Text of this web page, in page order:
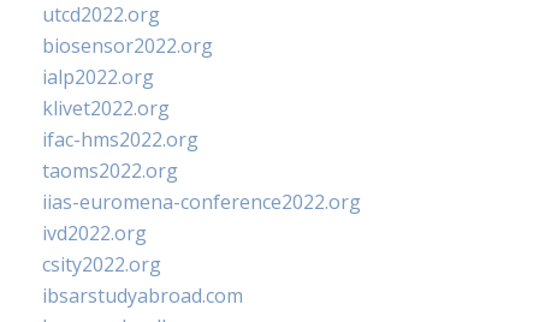
utcd2022.org
biosensor2022.org
ialp2022.org
klivet2022.org
ifac-hms2022.org
taoms2022.org
iias-euromena-conference2022.org
ivd2022.org
csity2022.org
ibsarstudyabroad.com